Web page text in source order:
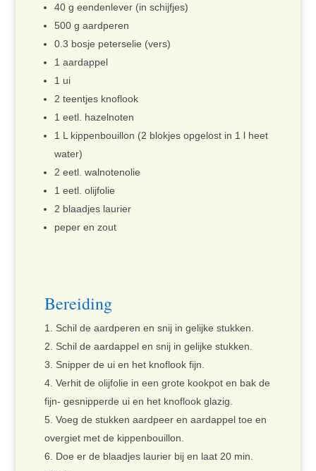
40 g eendenlever (in schijfjes)
500 g aardperen
0.3 bosje peterselie (vers)
1 aardappel
1 ui
2 teentjes knoflook
1 eetl. hazelnoten
1 L kippenbouillon (2 blokjes opgelost in 1 l heet
water)
2 eetl. walnotenolie
1 eetl. olijfolie
2 blaadjes laurier
peper en zout
Bereiding
Schil de aardperen en snij in gelijke stukken.
Schil de aardappel en snij in gelijke stukken.
Snipper de ui en het knoflook fijn.
Verhit de olijfolie in een grote kookpot en bak de
fijn- gesnipperde ui en het knoflook glazig.
Voeg de stukken aardpeer en aardappel toe en
overgiet met de kippenbouillon.
Doe er de blaadjes laurier bij en laat 20 min.